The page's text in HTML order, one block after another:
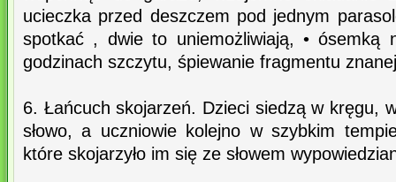
ucieczka przed deszczem pod jednym
spotkać , dwie to uniemożliwiają, • ósemką
godzinach szczytu, śpiewanie fragmentu
6. Łańcuch skojarzeń. Dzieci siedzą w kręgu,
słowo, a uczniowie kolejno w szybkim
które skojarzyło im się ze słowem